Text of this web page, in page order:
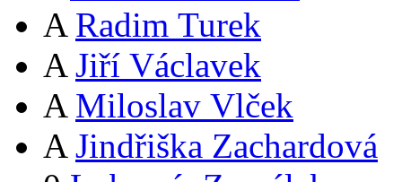
A Radim Turek
A Jiří Václavek
A Miloslav Vlček
A Jindřiška Zachardová